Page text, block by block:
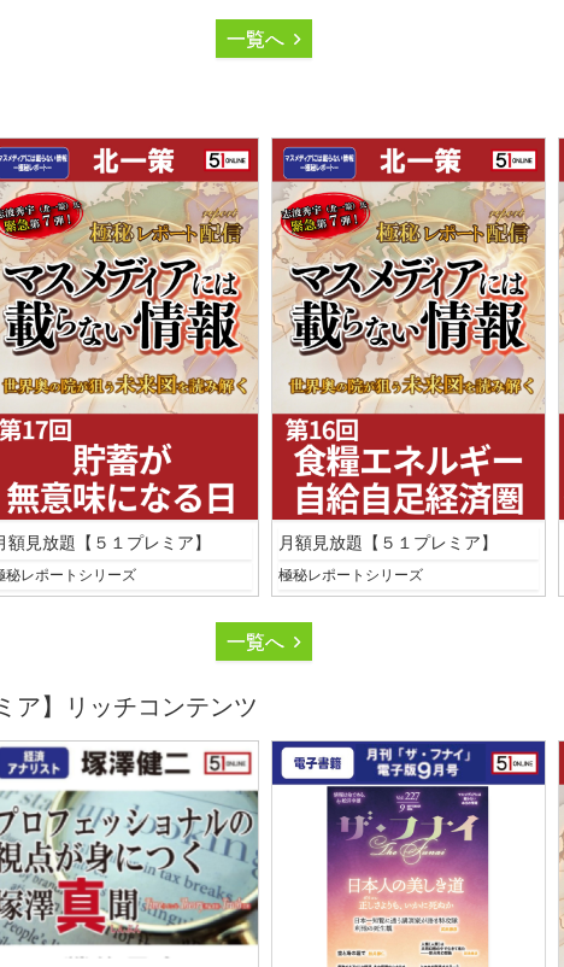
一覧へ
額見放題【５１プレミア】
秘レポートシリーズ
月額見放題【５１プレミア】
極秘レポートシリーズ
一覧へ
ア】リッチコンテンツ